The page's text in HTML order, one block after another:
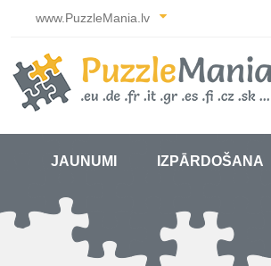
www.PuzzleMania.lv
JAUNUMI IZPĀRDOŠANA